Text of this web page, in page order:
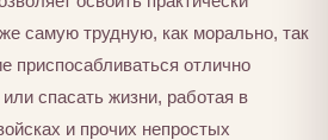
самую трудную, как морально, так
приспосабливаться отлично
спасать жизни, работая в
и прочих непростых